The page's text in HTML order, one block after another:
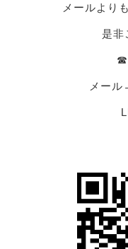
メールより
是
☎︎
メール